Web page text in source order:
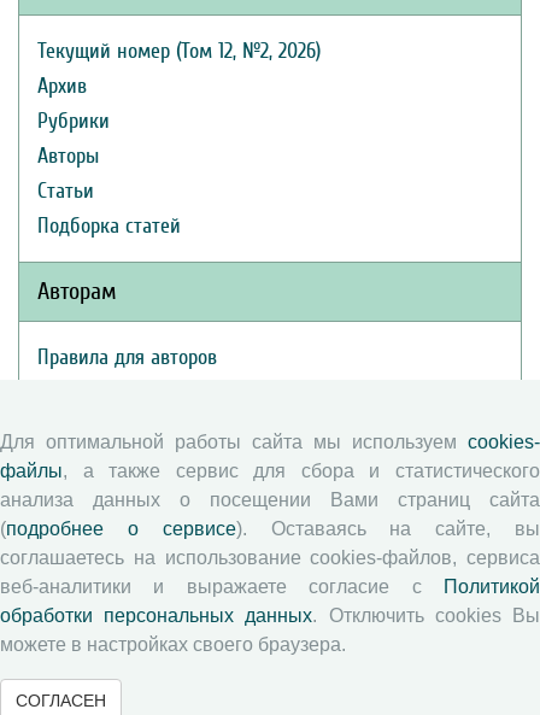
Текущий номер (Том 12, №2, 2026)
Архив
Рубрики
Авторы
Статьи
Подборка статей
Авторам
Правила для авторов
Публикационная этика
Согласие на обработку персональных данных
Авторские права
Рецензентам
Памятка рецензенту
Форма рецензии
Для оптимальной работы сайта мы используем cookies-
файлы, а также сервис для сбора и статистического
анализа данных о посещении Вами страниц сайта
(подробнее о сервисе). Оставаясь на сайте, вы
соглашаетесь на использование cookies-файлов, сервиса
веб-аналитики и выражаете согласие с
Политикой
обработки персональных данных. Отключить cookies Вы
можете в настройках своего браузера.
СОГЛАСЕН